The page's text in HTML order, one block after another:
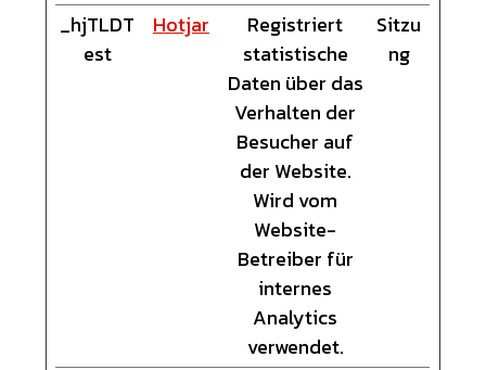
_hjTLDT
est
Hotjar
Registriert
statistische
Daten über das
Verhalten der
Besucher auf
der Website.
Wird vom
Website-
Betreiber für
internes
Analytics
verwendet.
Sitzu
ng